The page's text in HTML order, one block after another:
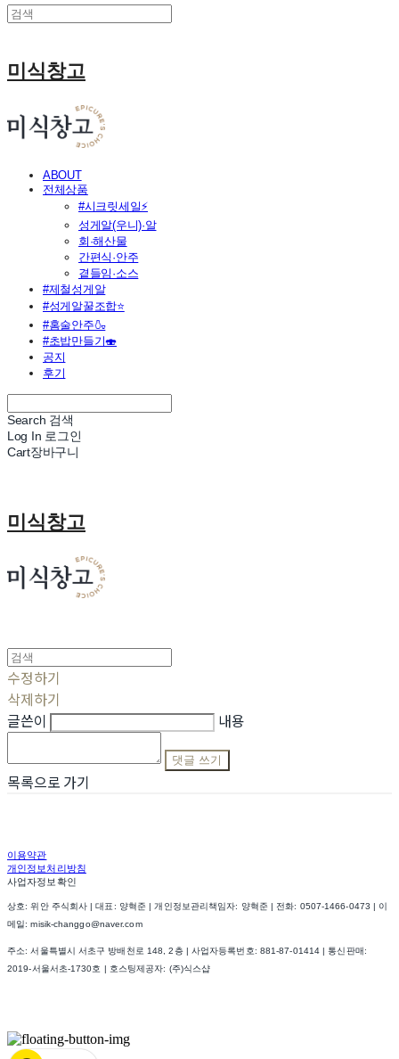
미식창고
ABOUT
전체상품
#시크릿세일⚡
성게알(우니)·알
회·해산물
간편식·안주
곁들임·소스
#제철성게알
#성게알꿀조합⭐
#홈술안주🍶
#초밥만들기🍣
공지
후기
Search 검색
Log In 로그인
Cart장바구니
미식창고
수정하기
삭제하기
글쓴이
내용
댓글 쓰기
목록으로 가기
이용약관
개인정보처리방침
사업자정보확인
상호: 위안 주식회사 | 대표: 양혁준 | 개인정보관리책임자: 양혁준 | 전화: 0507-1466-0473 | 이
메일: misik-changgo@naver.com
주소: 서울특별시 서초구 방배천로 148, 2층 | 사업자등록번호: 881-87-01414 | 통신판매:
2019-서울서초-1730호
| 호스팅제공자: (주)식스샵